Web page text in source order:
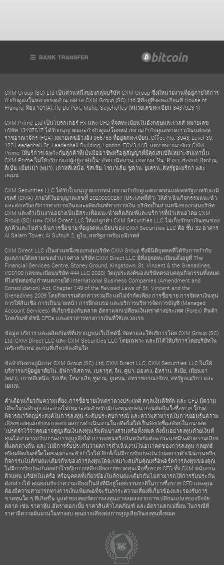
CXM Group (SC) Ltd เป็นส่วนหนึ่งของกลุ่มบริษัท CXM Group ซึ่งมีหน่วยงานที่อยู่ภายใต้การ
กำกับดูแลในหลายเขตอำนาจศาล CXM Group (SC) Ltd มีที่อยู่ที่จดทะเบียนที่ House of
Francis, ห้อง 101(A), Ile Du Port, Mahe, Seychelles (หมายเลขทะเบียน 8437923-1)
CXM Prime Ltd เป็นโบรกเกอร์ FX และ CFD ที่จดทะเบียนในอังกฤษและเวลส์ หมายเลข
บริษัท 13407617 ได้รับอนุญาตและกำกับดูแลโดยหน่วยงานกำกับดูแลทางการเงินแห่งสห
ราชอาณาจักร (FCA) หมายเลขอ้างอิง 966753 ที่อยู่จดทะเบียน: Office No. 3043, Level 30,
122 Leadenhall St, Leadenhall Building, London, ECV3 4AB, สหราชอาณาจักร CXM
Prime ให้บริการเฉพาะกับลูกค้าที่เป็นมืออาชีพหรือคู่สัญญาที่มีคุณสมบัติเหมาะสมเท่านั้น
CXM Prime ไม่ให้บริการแก่ผู้อยู่อาศัยใน: อัฟกานิสถาน, เบลารุส, จีน, คิวบา, ฮ่องกง, อิหร่าน,
ลิเบีย, เมียนมา (พม่า), เกาหลีเหนือ, รัสเซีย, โซมาเลีย, ซูดาน, ยูเครน, สหรัฐอเมริกา และ
เยเมน
CXM Securities LLC ได้รับใบอนุญาตจากหน่วยงานกำกับดูแลตลาดทุนแห่งสหรัฐอาหรับเอมิ
เรตส์ (CMA) ภายใต้ใบอนุญาตเลขที่ 20200000267 (ประเภทที่ห้า) ให้ดำเนินกิจกรรมแนะนำ
และส่งเสริมบริการทางการเงินและผลิตภัณฑ์ทางการเงิน บริษัทเป็นส่วนหนึ่งของกลุ่มบริษัท
CXM และดำเนินงานอย่างเป็นอิสระเพื่อแนะนำผลิตภัณฑ์และบริการที่นำเสนอโดย CXM
Group (SC) และ CXM Direct LLC ให้แก่ลูกค้า CXM Securities LLC ไม่เก็บรักษาเงินทุนของ
ลูกค้าและไม่ดำเนินการซื้อขาย ที่อยู่จดทะเบียนของ CXM Securities LLC คือ ชั้น 32 อาคาร
Al Salam Tower, Al Sufouh 2, ดูไบ, สหรัฐอาหรับเอมิเรตส์
CXM Direct LLC เป็นส่วนหนึ่งของกลุ่มบริษัท CXM Group ซึ่งมีนิติบุคคลที่ได้รับการกำกับ
ดูแลภายใต้หลายเขตอำนาจศาล บริษัท CXM Direct LLC มีที่อยู่จดทะเบียนตั้งอยู่ที่ The
Financial Services Centre, Stoney Ground, Kingstown, St. Vincent & the Grenadines,
VC0100 (เลขทะเบียนบริษัท 444 LLC 2020) วัตถุประสงค์ของบริษัทครอบคลุมกิจกรรมทั้งหมด
ที่ไม่ขัดต่อข้อกำหนดภายใต้ International Business Companies (Amendment and
Consolidation) Act, Chapter 149 of the Revised Laws of St. Vincent and the
Grenadines 2009 โดยกิจกรรมดังกล่าวรวมถึง แต่ไม่จำกัดเพียง การซื้อขาย การจัดหาเงินทุน
การให้สินเชื่อ การเป็นนายหน้า การฝึกอบรม และบริการบริหารจัดการบัญชี (Managed
Account Services) ที่เกี่ยวข้องกับตลาด อัตราแลกเปลี่ยนเงินตราต่างประเทศ (Forex) สินค้า
โภคภัณฑ์ ดัชนี CFDs และตราสารทางการเงินที่ใช้เลเวอเรจ
ข้อมูล บริการ และผลิตภัณฑ์ที่ปรากฏบนเว็บไซต์นี้ จัดหาและให้บริการโดย CXM Group (SC)
Ltd, CXM Direct LLC และ CXM Securities LLC โดยเฉพาะ และมิได้ให้บริการโดยบริษัทใน
เครือหรือหน่วยงานที่เกี่ยวข้องอื่นใด
ข้อจำกัดทางภูมิภาค: CXM Group (SC) Ltd, CXM Direct LLC, CXM Securities LLC ไม่ให้
บริการแก่ผู้อยู่อาศัยใน: อัฟกานิสถาน, เบลารุส, จีน, คูบา, ฮ่องกง, อิหร่าน, ลิเบีย, เมียนมา
(พม่า), เกาหลีเหนือ, รัสเซีย, โซมาเลีย, ซูดาน, ยูเครน, สหราชอาณาจักร, สหรัฐอเมริกา และ
เยเมน.
คำเตือนเกี่ยวกับความเสี่ยง: การซื้อขายเงินตราต่างประเทศ สกุลเงินดิจิทัล และ CFD มีความ
เสี่ยงในระดับสูง และอาจไม่เหมาะสมสำหรับนักลงทุนทุกคน ก่อนตัดสินใจซื้อขาย โปรด
พิจารณาวัตถุประสงค์ในการลงทุน ระดับประสบการณ์ และความสามารถในการยอมรับความ
เสี่ยงของคุณอย่างรอบคอบ ผลการดำเนินงานในอดีตไม่ได้เป็นสิ่งบ่งชี้ผลลัพธ์ในอนาคต
โปรดจำไว้ว่าคุณอาจสูญเสียเงินลงทุนเริ่มต้นบางส่วนหรือทั้งหมด ดังนั้นอย่าลงทุนด้วยเงินที่
คุณไม่สามารถรับภาระการสูญเสียได้ การลงทุนหรือสินทรัพย์แต่ละประเภทมีระดับความเสี่ยง
ที่แตกต่างกัน และไม่มีการรับประกันว่าผลการดำเนินงานในอนาคตของการลงทุน กลยุทธ์
หรือผลิตภัณฑ์ใดโดยเฉพาะจะทำกำไรได้ อีกทั้งไม่มีการรับประกันว่าผลการดำเนินงานหรือ
กิจกรรมในลักษณะเดียวกันของการลงทุนใดจะเหมาะสมกับคุณหรือพอร์ตการลงทุนของคุณ
ไม่มีการรับประกันผลกำไรหรือการหลีกเลี่ยงการขาดทุนเมื่อซื้อขาย CFD ทั้ง CXM พนักงาน
ตัวแทน บริษัทในเครือ หรือบุคคลที่เกี่ยวข้องในลักษณะเดียวกันไม่สามารถให้การรับประกัน
ดังกล่าวได้ คุณยอมรับว่าความเสี่ยงเป็นสิ่งที่มีอยู่โดยธรรมชาติในการซื้อขาย CFD และคุณ
ต้องมีความสามารถทางการเงินเพียงพอที่จะรับภาระความเสี่ยงที่เกี่ยวข้องและรองรับการ
ขาดทุนใด ๆ ที่เกิดขึ้น มูลค่าของพอร์ตการลงทุนอาจลดลงจากการเปลี่ยนแปลงของปัจจัย
ตลาด เช่น ราคาหุ้น อัตราดอกเบี้ย ราคาสินค้าโภคภัณฑ์ และอัตราแลกเปลี่ยน ในกรณีที่
ราคามีความผันผวนในทางลบ คุณอาจเสี่ยงต่อการสูญเสียเงินลงทุนทั้งหมด